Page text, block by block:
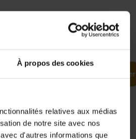
À propos des cookies
relatives aux médias
de notre site avec nos
d'autres informations que
35,50
Ajouter au panier